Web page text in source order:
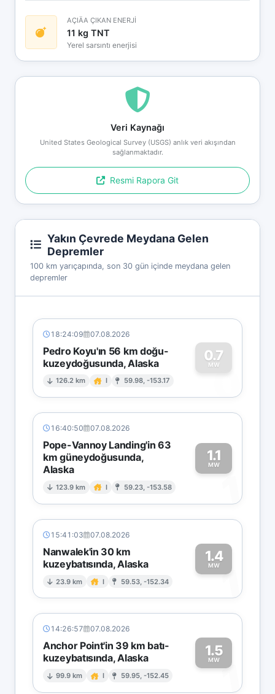
AÇIÄA ÇIKAN ENERJİ
11 kg TNT
Yerel sarsıntı enerjisi
Veri Kaynağı
United States Geological Survey (USGS) anlık veri akışından
sağlanmaktadır.
Resmi Rapora Git
Yakın Çevrede Meydana Gelen
Depremler
100 km yarıçapında, son 30 gün içinde meydana gelen
depremler
18:24:09 07.08.2026
Pedro Koyu'ın 56 km doğu-
kuzeydoğusunda, Alaska
126.2 km I 59.98, -153.17
0.7
MW
0
16:40:50 07.08.2026
Pope-Vannoy Landing'in 63
km güneydoğusunda,
Alaska
123.9 km I 59.23, -153.58
1.1
MW
1
15:41:03 07.08.2026
Nanwalek'in 30 km
kuzeybatısında, Alaska
23.9 km I 59.53, -152.34
1.4
MW1
14:26:57 07.08.2026
Anchor Point'in 39 km batı-
kuzeybatısında, Alaska
99.9 km I 59.95, -152.45
1.5
MW1